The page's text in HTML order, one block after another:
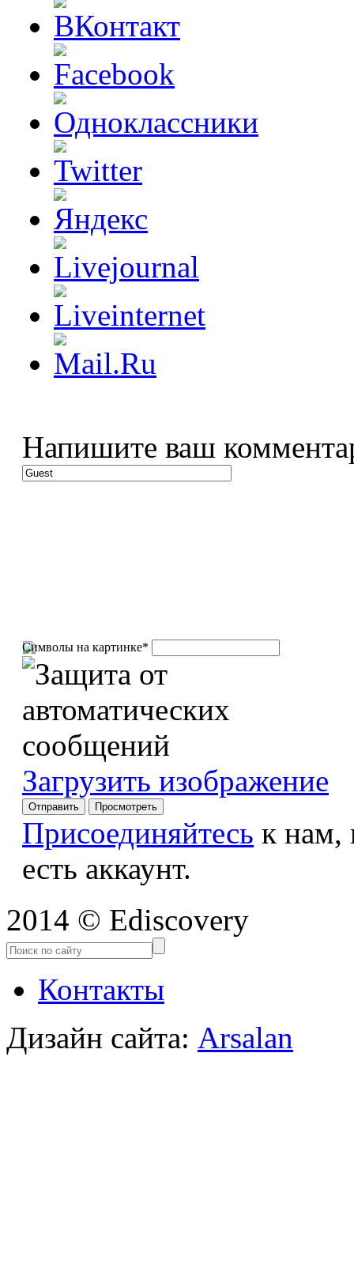
Напишите ваш
Символы на картинке*
Загрузить изображение
Присоединяйтесь к
есть аккаунт.
2014 © Ediscovery
Контакты
Дизайн сайта: Arsalan